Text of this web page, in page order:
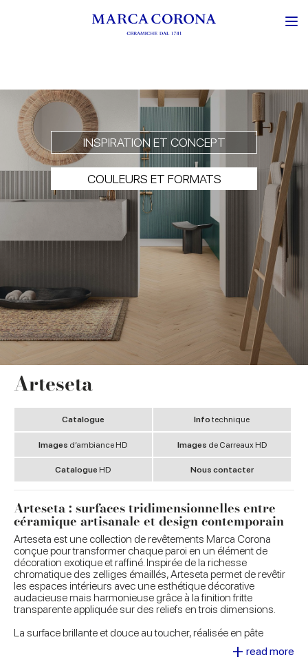
INSPIRATION ET CONCEPT
COULEURS ET FORMATS
Arteseta
Catalogue Infotechnique
Images d’ambiance HD Images de Carreaux HD
Catalogue HD Nous contacter
Arteseta : surfaces tridimensionnelles entre
céramique artisanale et design contemporain
Arteseta est une collection de revêtements Marca Corona
conçue pour transformer chaque paroi en un élément de
décoration exotique et raffiné. Inspirée de la richesse
chromatique des zelliges émaillés, Arteseta permet de revêtir
les espaces intérieurs avec une esthétique décorative
audacieuse mais harmonieuse grâce à la finition fritte
transparente appliquée sur des reliefs en trois dimensions.
La surface brillante et douce au toucher, réalisée en pâte
blanche au grand format 50x120, reflète la lumière avec
élégance. Disponible en six teintes profondes, avec fond lisse
+ read more